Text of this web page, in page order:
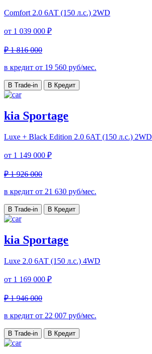
Comfort 2.0 6АТ (150 л.с.) 2WD
от 1 039 000 ₽
₽ 1 816 000
в кредит от 19 560 руб/мес.
В Trade-in В Кредит
kia Sportage
Luxe + Black Edition 2.0 6АТ (150 л.с.) 2WD
от 1 149 000 ₽
₽ 1 926 000
в кредит от 21 630 руб/мес.
В Trade-in В Кредит
kia Sportage
Luxe 2.0 6АТ (150 л.с.) 4WD
от 1 169 000 ₽
₽ 1 946 000
в кредит от 22 007 руб/мес.
В Trade-in В Кредит